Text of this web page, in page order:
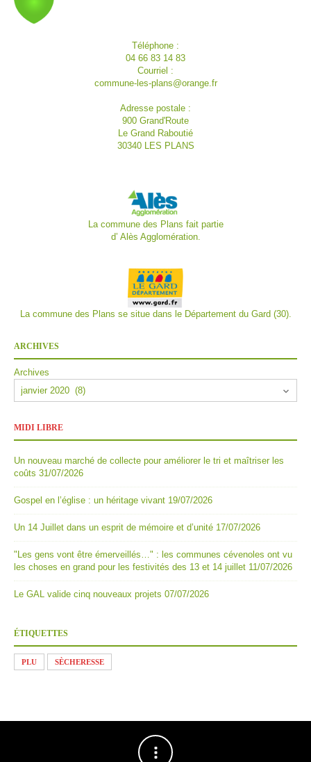
Téléphone :
04 66 83 14 83
Courriel :
commune-les-plans@orange.fr
Adresse postale :
900 Grand'Route
Le Grand Raboutié
30340 LES PLANS
La commune des Plans fait partie
d’ Alès Agglomération.
La commune des Plans se situe dans le Département du Gard (30).
ARCHIVES
Archives
MIDI LIBRE
Un nouveau marché de collecte pour améliorer le tri et maîtriser les
coûts 31/07/2026
Gospel en l’église : un héritage vivant 19/07/2026
Un 14 Juillet dans un esprit de mémoire et d’unité 17/07/2026
"Les gens vont être émerveillés…" : les communes cévenoles ont vu
les choses en grand pour les festivités des 13 et 14 juillet 11/07/2026
Le GAL valide cinq nouveaux projets 07/07/2026
ÉTIQUETTES
PLU SÈCHERESSE